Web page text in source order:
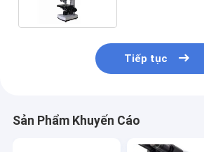
Tiếp tục
Sản Phẩm Khuyến Cáo